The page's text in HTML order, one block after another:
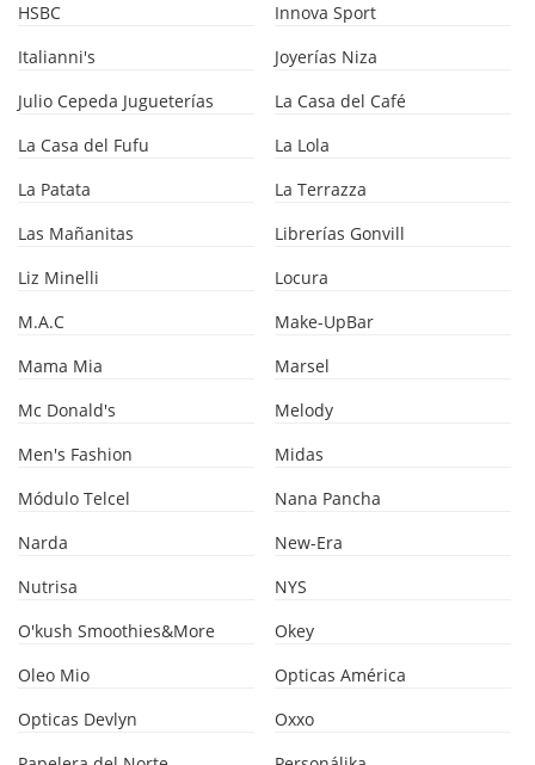
HSBC
Innova Sport
Italianni's
Joyerías Niza
Julio Cepeda Jugueterías
La Casa del Café
La Casa del Fufu
La Lola
La Patata
La Terrazza
Las Mañanitas
Librerías Gonvill
Liz Minelli
Locura
M.A.C
Make-UpBar
Mama Mia
Marsel
Mc Donald's
Melody
Men's Fashion
Midas
Módulo Telcel
Nana Pancha
Narda
New-Era
Nutrisa
NYS
O'kush Smoothies&More
Okey
Oleo Mio
Opticas América
Opticas Devlyn
Oxxo